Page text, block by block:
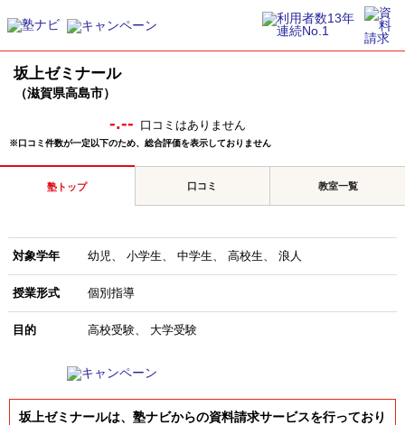
坂上ゼミナール
（滋賀県高島市）
-.-- 口コミはありません
※口コミ件数が一定以下のため、総合評価を表示しておりません
塾トップ 口コミ 教室一覧
対象学年 幼児 小学生 中学生 高校生 浪人
授業形式 個別指導
目的 高校受験 大学受験
坂上ゼミナールは、塾ナビからの資料請求サービスを行っており